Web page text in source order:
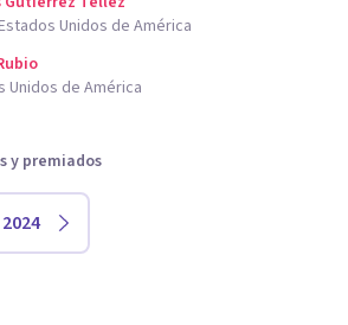
Unidos de América
Unidos de América
y premiados